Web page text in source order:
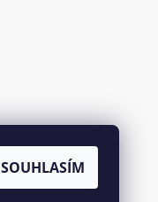
SOUHLASÍM